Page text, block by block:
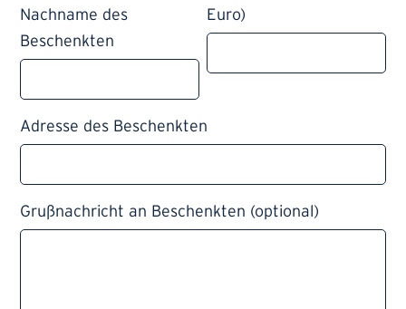
Nachname des
Beschenkten
Euro)
Adresse des Beschenkten
Grußnachricht an Beschenkten (optional)